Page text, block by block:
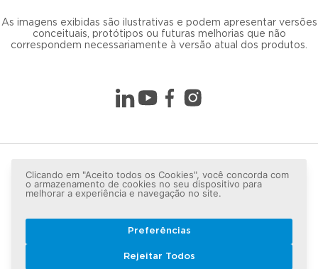
As imagens exibidas são ilustrativas e podem apresentar versões
conceituais, protótipos ou futuras melhorias que não
correspondem necessariamente à versão atual dos produtos.
Copyright © 2026 LG lugar de gente - Todos os direitos
reservados.
Clicando em "Aceito todos os Cookies", você concorda com
o armazenamento de cookies no seu dispositivo para
melhorar a experiência e navegação no site.
Preferências
Rejeitar Todos